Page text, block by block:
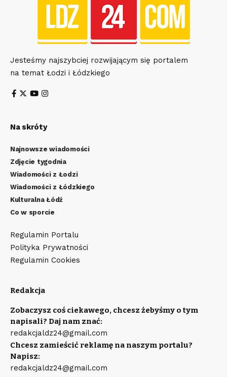
Jesteśmy najszybciej rozwijającym się portalem
na temat Łodzi i Łódzkiego
Na skróty
Najnowsze wiadomości
Zdjęcie tygodnia
Wiadomości z Łodzi
Wiadomości z Łódzkiego
Kulturalna Łódź
Co w sporcie
Regulamin Portalu
Polityka Prywatności
Regulamin Cookies
Redakcja
Zobaczysz coś ciekawego, chcesz żebyśmy o tym
napisali? Daj nam znać:
redakcjaldz24@gmail.com
Chcesz zamieścić reklamę na naszym portalu?
Napisz:
redakcjaldz24@gmail.com